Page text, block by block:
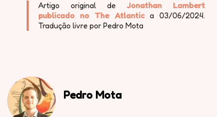
Artigo original de Jonathan Lambert
publicado no The Atlantica 03/06/2024.
Tradução livre por Pedro Mota
Pedro Mota